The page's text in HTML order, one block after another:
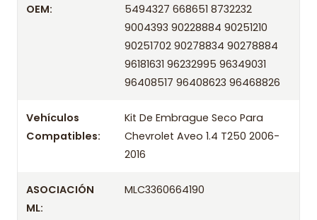
Kit De Embrague Seco Para
Chevrolet Aveo 1.4 T250 2006-2016
Seco
/ Códigos equivalentes
Información técnica
Información de compra
Entrega el mismo día en comunas aplicables de Santiago si
OEM:
5494327 668651 8732232
9004393 90228884 90251210
90251702 90278834 90278884
96181631 96232995 96349031
96408517 96408623 96468826
Vehículos
Compatibles:
Kit De Embrague Seco Para
Chevrolet Aveo 1.4 T250 2006-
2016
ASOCIACIÓN
ML:
MLC3360664190